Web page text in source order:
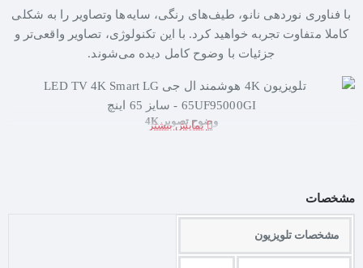
با فناوری نوردهی نانو، طیف‌های رنگی، سایه‌ها وتصاویر را به شکلی
کاملا متفاوت تجربه خواهید کرد. با این تکنولوژی، تصاویر واقعی‌تر و
جزئیات با وضوح کامل دیده می‌شوند.
وضوح تصویر 4K
مشخصات
مشخصات تلویزیون